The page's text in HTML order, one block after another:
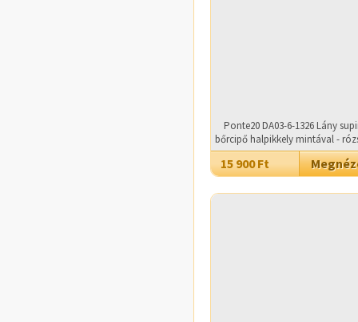
Ponte20 DA03-6-1326 Lány
bőrcipő halpikkely mintával -
15 900 Ft